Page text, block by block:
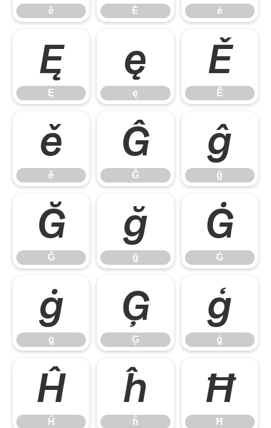
ĕ Ė ė
Ę
Ę
ę
ę
Ě
Ě
ě
ě
Ĝ
Ĝ
ĝ
ĝ
Ğ
Ğ
ğ
ğ
Ġ
Ġ
ġ
ġ
Ģ
Ģ
ģ
ģ
Ĥ
Ĥ
ĥ
ĥ
Ħ
Ħ